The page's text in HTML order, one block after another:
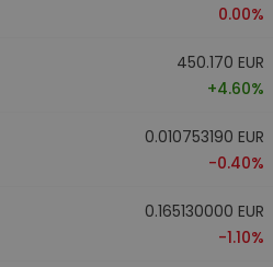
0.00%
450.170 EUR
+4.60%
0.010753190 EUR
-0.40%
0.165130000 EUR
-1.10%